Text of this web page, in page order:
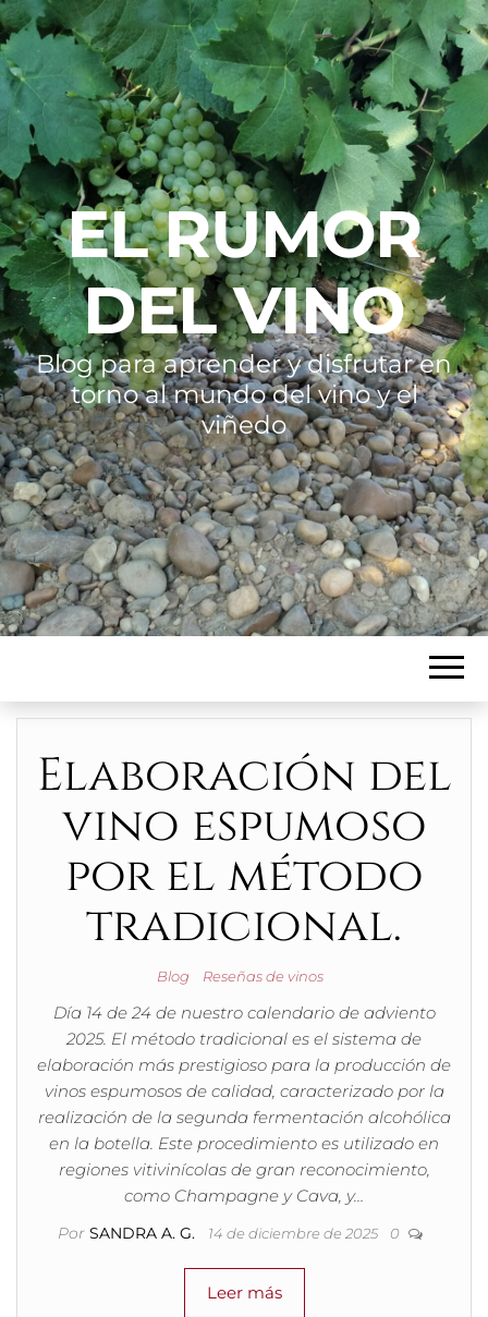
EL RUMOR
DEL VINO
Blog para aprender y disfrutar en
torno al mundo del vino y el
viñedo
Elaboración del
vino espumoso
por el método
tradicional.
Blog Reseñas de vinos
Día 14 de 24 de nuestro calendario de adviento
2025. El método tradicional es el sistema de
elaboración más prestigioso para la producción de
vinos espumosos de calidad, caracterizado por la
realización de la segunda fermentación alcohólica
en la botella. Este procedimiento es utilizado en
regiones vitivinícolas de gran reconocimiento,
como Champagne y Cava, y…
Por SANDRA A. G. 14 de diciembre de 2025 0
Leer más